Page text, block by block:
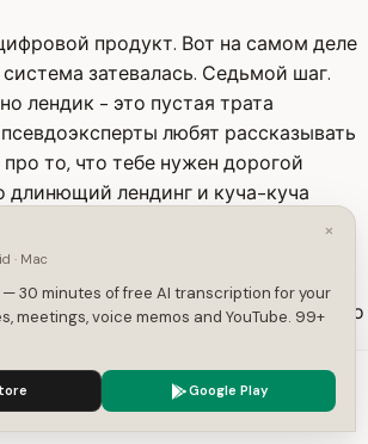
продукт. Вот на самом деле
система затевалась. Седьмой шаг.
лендик - это пустая трата
любят рассказывать
то, что тебе нужен дорогой
длинющий лендинг и куча-куча
рассказываю своей практике, это
время и, конечно же, твои деньги.
люди почти никогда не покупают, вот
простыню текста.
your experience.
×
· Mac
— 30 minutes of free AI transcription for your
meetings, voice memos and YouTube. 99+
Google Play